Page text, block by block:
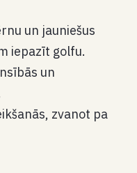
un jauniešus
iepazīt golfu.
un
zvanot pa